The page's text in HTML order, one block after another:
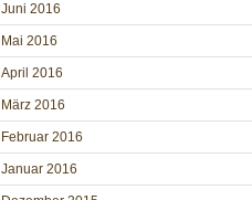
Juni 2016
Mai 2016
April 2016
März 2016
Februar 2016
Januar 2016